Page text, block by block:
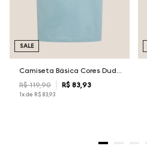
R$ 119,90 R$ 83, 93
1x de R$ 83,93
SALE